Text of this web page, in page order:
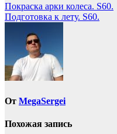
Навигация
по
записям
Покраска арки колеса. S60.
Подготовка к лету. S60.
От MegaSergei
Похожая запись